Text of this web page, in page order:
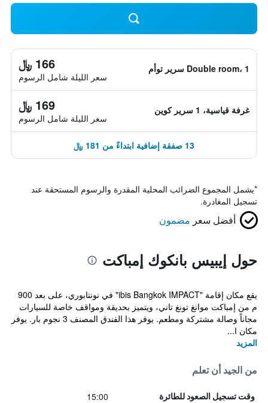
Double room، 1 سرير توأم 166 ﷼
سعر الليلة شامل الرسوم
غرفة قياسية، 1 سرير كوين 169 ﷼
سعر الليلة شامل الرسوم
13 صفقة إضافية ابتداءً من 181 ﷼
*يشمل المجموع الضرائب المحلية المقدرة والرسوم المستحقة عند
تسجيل المغادرة.
أفضل سعر مضمون
حول إيبيس بانكوك إمباكت
يقع مكان إقامة "ibis Bangkok IMPACT" في نونتابوري، على بعد 900
م من إمباكت موانغ تونغ تاني، ويتميز بحديقة ومواقف خاصة للسيارات
مجاناً وصالة مشتركة ومطعم. يوفر هذا الفندق المصنف 3 نجوم بار. يوفر
مكان ا...
المزيد
من الجيد أن تعلم
وقت تسجيل الصعود للطائرة 15:00